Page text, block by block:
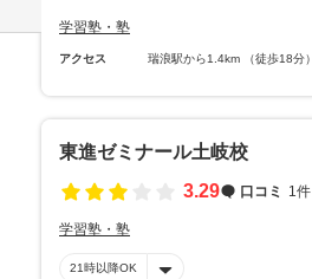
学習塾・塾
アクセス 瑞浪駅から1.4km （徒歩18分）
東進ゼミナール土岐校
3.29
口コミ 1件
学習塾・塾
21時以降OK